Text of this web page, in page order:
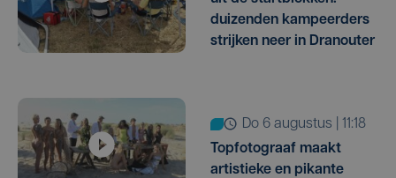
duizenden kampeerders
strijken neer in Dranouter
do 6 augustus | 11:18
Topfotograaf maakt
artistieke en pikante